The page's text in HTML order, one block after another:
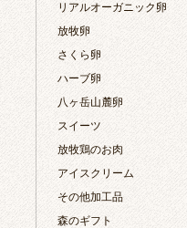
リアルオーガニック卵
放牧卵
さくら卵
ハーブ卵
八ヶ岳山麓卵
スイーツ
放牧鶏のお肉
アイスクリーム
その他加工品
森のギフト